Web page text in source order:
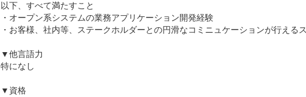
以下、すべて満たすこと
・オープン系システムの業務アプリケーション開発経験
・お客様、社内等、ステークホルダーとの円滑なコミニュケーションが行える
▼他言語力
特になし
▼資格